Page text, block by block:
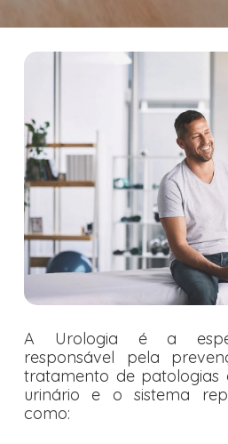
A Urologia é a
responsável pela
tratamento de
urinário e o sistema
como: